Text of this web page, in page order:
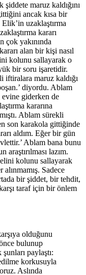
maruz kaldığını
ancak kısa bir
Elik’in uzaklaştırma
kararı
çok yakınında
alan bir kişi nasıl
kolunu sallayarak o
bir soru işaretidir.
iftiralara maruz kaldığı
diyordu. Ablam
giderken de
kararına
Ablam sürekli
son karakola gittiğinde
aldım. Eğer bir gün
Ablam bana bunu
lazım.
elini kolunu sallayarak
Sadece
bir şiddet, bir tehdit,
taraf için bir önlem
olduğunu
bulunup
paylaştı:
korkusuyla
Aslında